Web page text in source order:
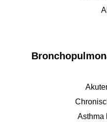
Asthma